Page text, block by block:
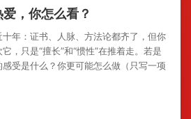
，你怎么看？
年：证书、人脉、方法论都齐了，但你
，只是“擅长”和“惯性”在推着走。若是
受是什么？你更可能怎么做（只写一项